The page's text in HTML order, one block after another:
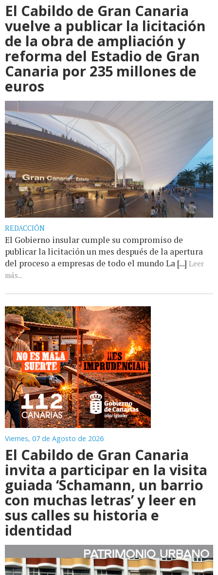
El Cabildo de Gran Canaria
vuelve a publicar la licitación
de la obra de ampliación y
reforma del Estadio de Gran
Canaria por 235 millones de
euros
REDACCIÓN
El Gobierno insular cumple su compromiso de
publicar la licitación un mes después de la apertura
del proceso a empresas de todo el mundo La [...] Leer
más...
Viernes, 07 de Agosto de 2026
El Cabildo de Gran Canaria
invita a participar en la visita
guiada ‘Schamann, un barrio
con muchas letras’ y leer en
sus calles su historia e
identidad